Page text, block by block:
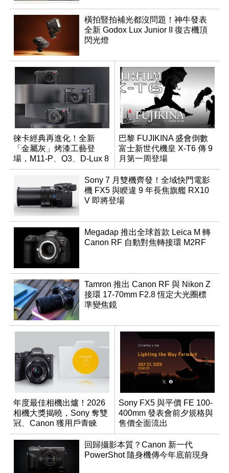
橫拍豎拍補光都沒問題！神牛發表
全新 Godox Lux Junior II 復古機頂
閃光燈
徠卡經典再進化！全新
「金屬灰」烤漆工藝登
場，M11-P、Q3、D-Lux 8
領銜換裝
巴黎 FUJIKINA 盛會倒數
富士新世代機皇 X-T6 傳 9
月第一周登場
Sony 7 月雙機齊發！全域快門電影
機 FX5 與睽違 9 年長焦旗艦 RX10
V 即將登場
Megadap 推出全球首款 Leica M 轉
Canon RF 自動對焦轉接環 M2RF
Tamron 推出 Canon RF 與 Nikon Z
接環 17-70mm F2.8 恆定大光圈標
準變焦鏡
年度最佳相機出爐！2026
相機大獎揭曉，Sony 奪雙
冠、Canon 獲用戶青睞
Sony FX5 與平價 FE 100-
400mm 發表會前夕規格與
售價全面流出
回歸攝影本質？Canon 新一代
PowerShot 隨身機傳今年底前現身